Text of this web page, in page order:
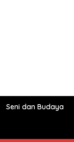
Seni dan Budaya